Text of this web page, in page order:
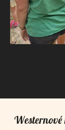
Westernové